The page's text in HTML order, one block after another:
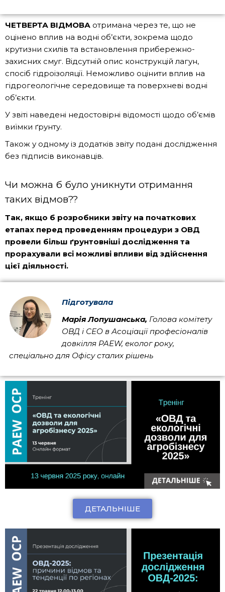
ЧЕТВЕРТА ВІДМОВА отримана через те, що не
оцінено вплив на водні об’єкти, зокрема щодо
крутизни схилів та встановлення прибережно-
захисних смуг. Відсутній опис конструкцій лагун,
спосіб гідроізоляції. Неможливо оцінити вплив на
гідрогеологічне середовище та поверхневі водні
об’єкти.
У звіті наведені недостовірні відомості щодо об’ємів
виїмки ґрунту.
Також у одному із додатків звіту подані дослідження
без підписів виконавців.
Чи можна б було уникнути отримання
таких відмов??
Так, якщо б розробники звіту на початкових
етапах перед проведенням процедури з ОВД
провели більш ґрунтовніші дослідження та
прорахували всі можливі впливи від здійснення
цієї діяльності.
Підготувала
Марія Лопушанська, Голова комітету
ОВД і СЕО в Асоціації професіоналів
довкілля PAEW, еколог року,
спеціально для Офісу сталих рішень
ДЕТАЛЬНІШЕ